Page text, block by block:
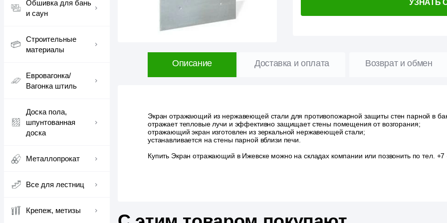
Обшивка для бань
и саун
Строительные
материалы
Евровагонка/
Вагонка штиль
Доска пола,
шпунтованная
доска
Металлопрокат
Все для лестниц
Крепеж, метизы
УЗНАТЬ
Описание Доставка и оплата Возврат и обмен
Экран отражающий из нержавеющей стали для противопожарной защиты стен парной в
отражает тепловые лучи и эффективно защищает стены помещения от возгорания;
отражающий экран изготовлен из зеркальной нержавеющей стали;
устанавливается на стены парной вблизи печи.
Купить Экран отражающий в Ижевске можно на складах компании или позвонить по тел.